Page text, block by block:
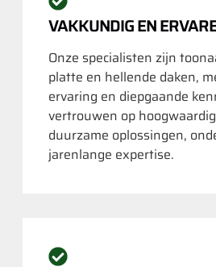
VAKKUNDIG EN
Onze specialisten zijn
platte en hellende daken,
ervaring en diepgaande
vertrouwen op
duurzame oplossingen,
jarenlange expertise.